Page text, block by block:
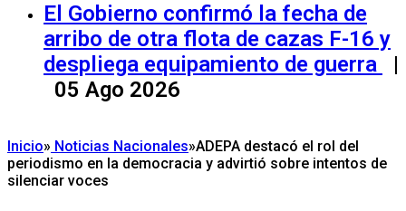
El Gobierno confirmó la fecha de
arribo de otra flota de cazas F-16 y
despliega equipamiento de guerra
|
05 Ago 2026
Inicio» Noticias Nacionales»ADEPA destacó el rol del
periodismo en la democracia y advirtió sobre intentos de
silenciar voces